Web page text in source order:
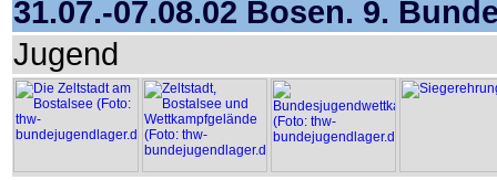
31.07.-07.08.02 Bosen. 9.
Jugend